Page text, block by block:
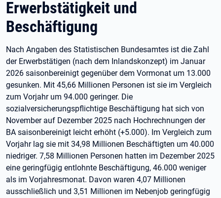
Erwerbstätigkeit und
Beschäftigung
Nach Angaben des Statistischen Bundesamtes ist die Zahl
der Erwerbstätigen (nach dem Inlandskonzept) im Januar
2026 saisonbereinigt gegenüber dem Vormonat um 13.000
gesunken. Mit 45,66 Millionen Personen ist sie im Vergleich
zum Vorjahr um 94.000 geringer. Die
sozialversicherungspflichtige Beschäftigung hat sich von
November auf Dezember 2025 nach Hochrechnungen der
BA saisonbereinigt leicht erhöht (+5.000). Im Vergleich zum
Vorjahr lag sie mit 34,98 Millionen Beschäftigten um 40.000
niedriger. 7,58 Millionen Personen hatten im Dezember 2025
eine geringfügig entlohnte Beschäftigung, 46.000 weniger
als im Vorjahresmonat. Davon waren 4,07 Millionen
ausschließlich und 3,51 Millionen im Nebenjob geringfügig